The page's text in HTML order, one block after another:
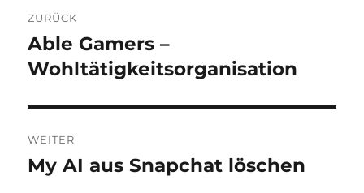
ZURÜCK
Vorheriger
Beitrag:
Able Gamers –
Wohltätigkeitsorganisation
WEITER
Nächster
My AI aus Snapchat löschen